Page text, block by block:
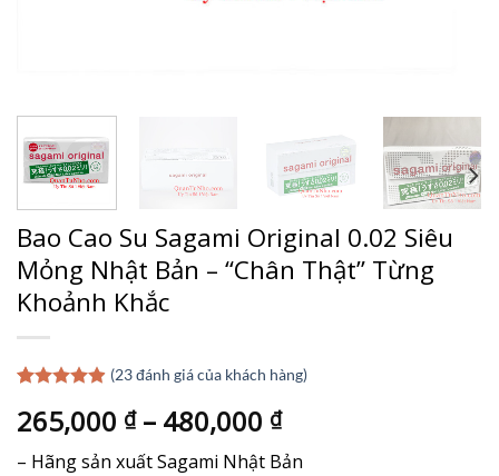
Bao Cao Su Sagami Original 0.02 Siêu
Mỏng Nhật Bản – “Chân Thật” Từng
Khoảnh Khắc
dựa trên
đánh giá
(23đánh giá của khách hàng)
265,000 ₫– 480,000 ₫
– Hãng sản xuất Sagami Nhật Bản